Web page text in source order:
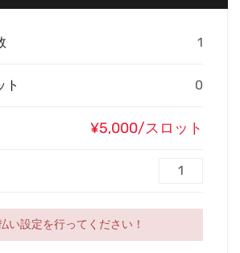
1
ト 0
¥5,000/スロット
い設定を行ってください！